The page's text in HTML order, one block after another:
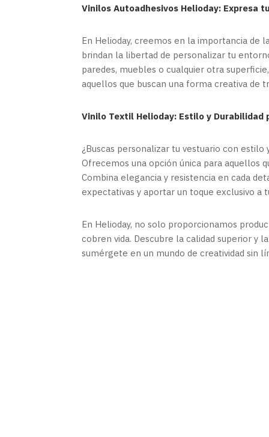
Vinilos Autoadhesivos Helioday: Expresa
En Helioday, creemos en la importancia de
brindan la libertad de personalizar tu
paredes, muebles o cualquier otra
aquellos que buscan una forma creativa de
Vinilo Textil Helioday: Estilo y Durabilidad
¿Buscas personalizar tu vestuario con estilo
Ofrecemos una opción única para aquellos
Combina elegancia y resistencia en cada
expectativas y aportar un toque exclusivo a
En Helioday, no solo proporcionamos
cobren vida. Descubre la calidad superior y
sumérgete en un mundo de creatividad sin